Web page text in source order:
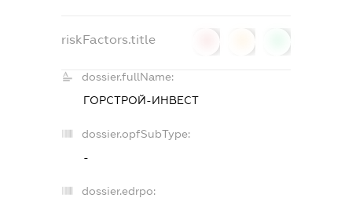
riskFactors.title
dossier.fullName:
ГОРСТРОЙ-ИНВЕСТ
dossier.opfSubType:
-
dossier.edrpo: